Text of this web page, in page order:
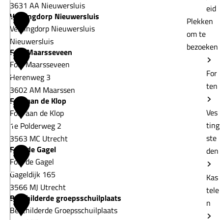
eid
Plekken
om te
bezoeken
For
ten
Ves
ting
ste
den
Kas
tele
n
n
g
m
u
s
e
u
m
k
u
i
t
t
S
p
i
o
n
3631 AA Nieuwersluis
F
o
r
t
N
i
e
u
w
e
r
s
l
u
i
s
3
1
Vestingdorp Nieuwersluis
Vestingdorp Nieuwersluis
Nieuwersluis
V
e
s
t
i
n
g
d
o
r
p
N
i
3
2
Fort Maarsseveen
Fort Maarsseveen
Herenweg 3
3602 AM Maarssen
F
o
r
t
M
a
a
r
s
s
3
3
Fort aan de Klop
Fort aan de Klop
1e Polderweg 2
3563 MC Utrecht
F
o
r
t
a
a
3
4
Fort de Gagel
Fort de Gagel
Gageldijk 165
3566 MJ Utrecht
F
o
3
Beschilderde groepsschuilplaats
Beschilderde Groepsschuilplaats